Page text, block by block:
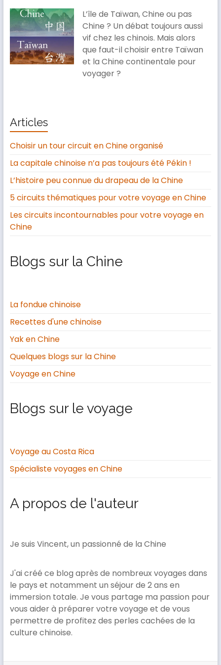
L’île de Taïwan, Chine ou pas
Chine ? Un débat toujours aussi
vif chez les chinois. Mais alors
que faut-il choisir entre Taïwan
et la Chine continentale pour
voyager ?
Articles
Choisir un tour circuit en Chine organisé
La capitale chinoise n’a pas toujours été Pékin !
L’histoire peu connue du drapeau de la Chine
5 circuits thématiques pour votre voyage en Chine
Les circuits incontournables pour votre voyage en
Chine
Blogs sur la Chine
La fondue chinoise
Recettes d'une chinoise
Yak en Chine
Quelques blogs sur la Chine
Voyage en Chine
Blogs sur le voyage
Voyage au Costa Rica
Spécialiste voyages en Chine
A propos de l'auteur
Je suis Vincent, un passionné de la Chine
J'ai créé ce blog après de nombreux voyages dans
le pays et notamment un séjour de 2 ans en
immersion totale. Je vous partage ma passion pour
vous aider à préparer votre voyage et de vous
permettre de profitez des perles cachées de la
culture chinoise.